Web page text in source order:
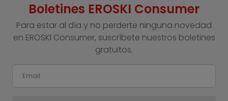
Boletines EROSKI Consumer
Para estar al día y no perderte ninguna novedad
en EROSKI Consumer, suscríbete nuestros boletines
gratuitos.